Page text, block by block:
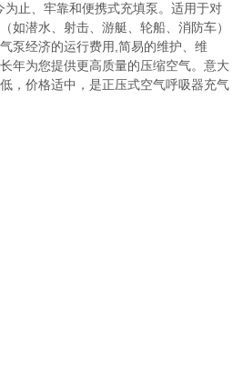
止、牢靠和便携式充填泵。适用于对
如潜水、射击、游艇、轮船、消防车）
泵经济的运行费用,简易的维护、维
年为您提供更高质量的压缩空气。意大
，价格适中，是正压式空气呼吸器充气